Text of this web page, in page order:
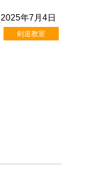
2025年7月4日
剣道教室